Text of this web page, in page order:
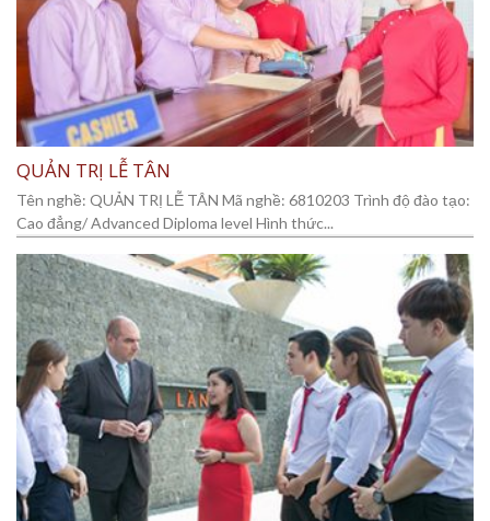
QUẢN TRỊ LỄ TÂN
Tên nghề: QUẢN TRỊ LỄ TÂN Mã nghề: 6810203 Trình độ đào tạo:
Cao đẳng/ Advanced Diploma level Hình thức...